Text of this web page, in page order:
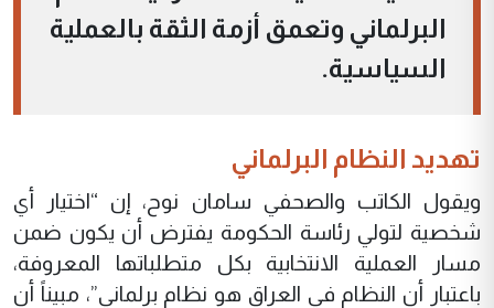
البرلماني وتعمق أزمة الثقة بالعملية
السياسية.
تهديد النظام البرلماني
ويقول الكاتب والصحفي سامان نوح، إن “اختيار أي
شخصية لتولي رئاسة الحكومة يفترض أن يكون ضمن
مسار العملية الانتخابية بكل متطلباتها المعروفة،
باعتبار أن النظام في العراق هو نظام برلماني”، مبيناً أن